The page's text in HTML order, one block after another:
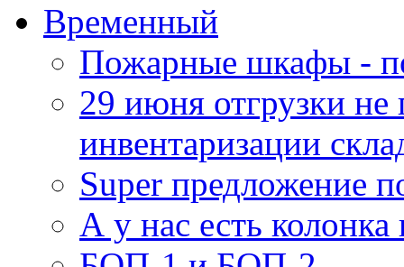
Временный
Пожарные шкафы -
29 июня отгрузки не
инвентаризации
Super предложение
А у нас есть